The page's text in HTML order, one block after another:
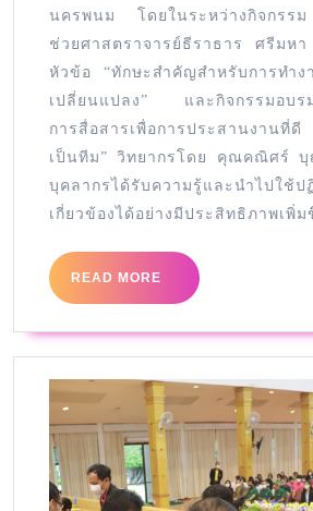
นครพนม โดยในระหว่างกิจกรรม
ช่วยศาสตราจารย์ธีราธาร ศรีมหา
หัวข้อ “ทักษะสำคัญสำหรับการทำง
เปลี่ยนแปลง” และกิจกรรมอบรม
การสื่อสารเพื่อการประสานงานที่
เป็นทีม” วิทยากรโดย คุณคณิศร์
บุคลากรได้รับความรู้และนำไปใช้ป
เกี่ยวข้องได้อย่างมีประสิทธิภาพเพิ่ม
READ MORE